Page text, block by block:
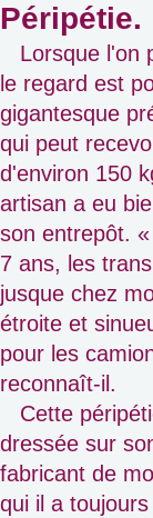
Péripétie.
Lorsque l'on
le regard est
gigantesque
qui peut
d'environ 150
artisan a eu
son entrepôt.
7 ans, les
jusque chez
étroite et
pour les
reconnaît-il.
Cette
dressée sur
fabricant de
qui il a